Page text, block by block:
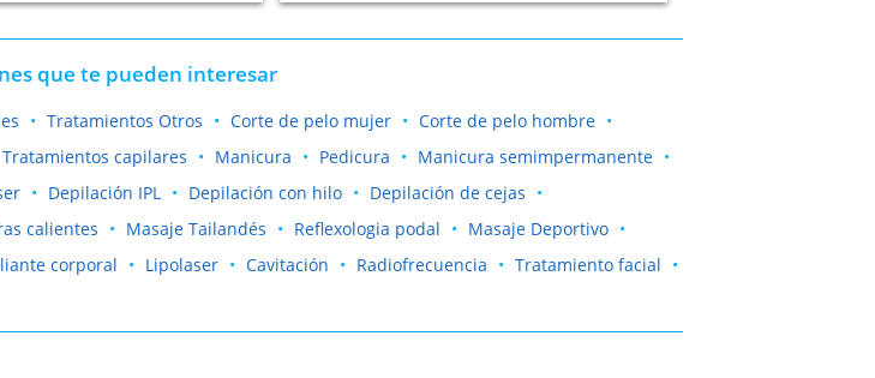
que te pueden interesar
Tratamientos Otros Corte de pelo mujer
Corte de pelo hombre
Tratamientos capilares Manicura Pedicura
Manicura semimpermanente
Depilación IPL Depilación con hilo
Depilación de cejas
calientes Masaje Tailandés Reflexologia podal
Masaje Deportivo
corporal Lipolaser Cavitación Radiofrecuencia
Tratamiento facial